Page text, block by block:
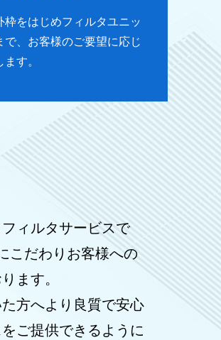
をはじめフィルタユニッ
で、お客様のご要望に応じ
す。
ィルタサービスで
こだわりお客様への
ます。
方へより良質で安心
ご提供できるように